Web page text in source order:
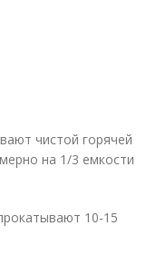
чистой горячей
на 1/3 емкости
10-15